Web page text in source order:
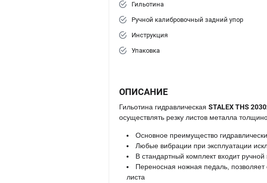
Гильотина
Ручной калибровочный задний упор
Инструкция
Упаковка
ОПИСАНИЕ
Гильотина гидравлическая STALEX THS
осуществлять резку листов металла
Основное преимущество
Любые вибрации при эксплуатации
В стандартный комплект входит
Переносная ножная педаль,
листа